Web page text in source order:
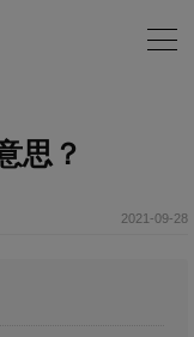
思？
2021-09-28